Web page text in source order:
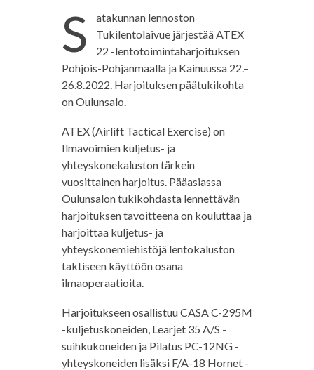
S
atakunnan lennoston
Tukilentolaivue järjestää ATEX
22 -lentotoimintaharjoituksen
Pohjois-Pohjanmaalla ja Kainuussa 22.–
26.8.2022. Harjoituksen päätukikohta
on Oulunsalo.
ATEX (Airlift Tactical Exercise) on
Ilmavoimien kuljetus- ja
yhteyskonekaluston tärkein
vuosittainen harjoitus. Pääasiassa
Oulunsalon tukikohdasta lennettävän
harjoituksen tavoitteena on kouluttaa ja
harjoittaa kuljetus- ja
yhteyskonemiehistöjä lentokaluston
taktiseen käyttöön osana
ilmaoperaatioita.
Harjoitukseen osallistuu CASA C-295M
-kuljetuskoneiden, Learjet 35 A/S -
suihkukoneiden ja Pilatus PC-12NG -
yhteyskoneiden lisäksi F/A-18 Hornet -